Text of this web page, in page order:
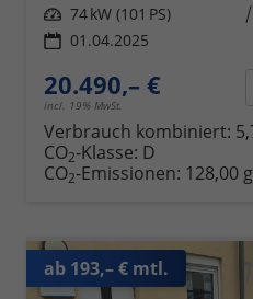
Leistung 74 kW (101 PS)
01.04.2025
20.490,– €
incl. 19% MwSt.
Verbrauch kombiniert:
CO2-Klasse: D
CO2-Emissionen: 128,00
ab 193,– € mtl.